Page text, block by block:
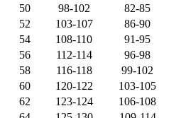
50
98-102 82-85
52
103-107 86-90
54
108-110 91-95
56
112-114 96-98
58
116-118 99-102
60
120-122 103-105
62
123-124 106-108